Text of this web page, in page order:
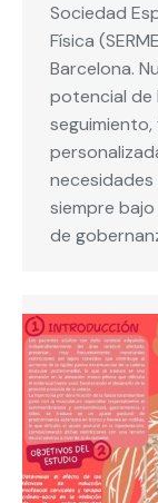
Sociedad
Física
Barcelona.
potencial de
siempre
de